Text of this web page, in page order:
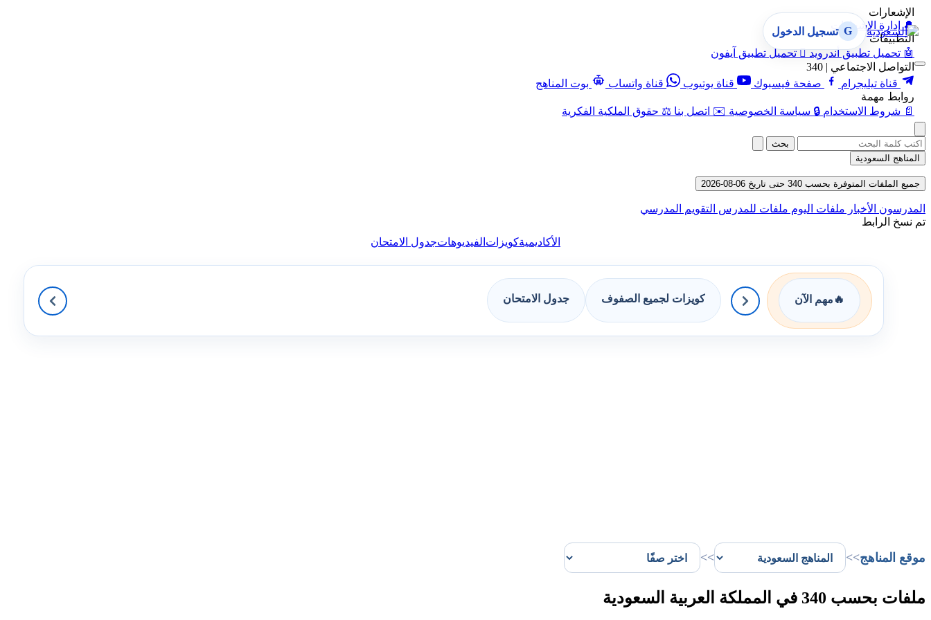
الإشعارات
🔔 إدارة الإشعارات
التطبيقات
🤖 تحميل تطبيق أندرويد  تحميل تطبيق آيفون
التواصل الاجتماعي | 340
قناة تيليجرام
صفحة فيسبوك قناة يوتيوب قناة واتساب
بوت المناهج
روابط مهمة
📄 شروط الاستخدام 🔒 سياسة الخصوصية ✉️ اتصل بنا ⚖️ حقوق الملكية الفكرية
G تسجيل الدخول
بحث
المناهج السعودية
جميع الملفات المتوفرة بحسب 340 حتى تاريخ 06-08-2026
المدرسون الأخبار ملفات اليوم ملفات للمدرس التقويم المدرسي
تم نسخ الرابط
الأكاديميةكويزات الفيديوهاتجدول الامتحان
🔥 مهم الآن كويزات لجميع الصفوف جدول الامتحان
موقع المناهج>>
>>
ملفات بحسب 340 في المملكة العربية السعودية